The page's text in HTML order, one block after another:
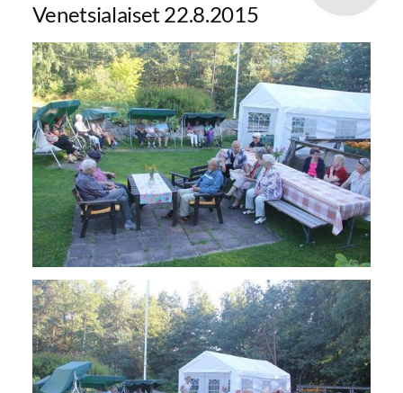
Venetsialaiset 22.8.2015